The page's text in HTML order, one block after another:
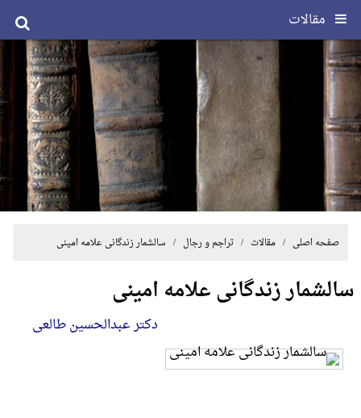
مقالات
صفحه اصلی /مقالات /تراجم و رجال / سالشمار زندگانی علامه امینی
سالشمار زندگانی علامه امینی
دکتر عبدالحسین طالعی